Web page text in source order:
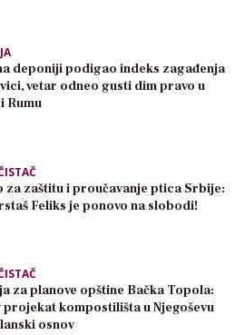
deponiji podigao indeks zagađenja
vetar odneo gusti dim pravo u
Rumu
za zaštitu i proučavanje ptica Srbije:
Feliks je ponovo na slobodi!
za planove opštine Bačka Topola:
kompostilišta u Njegoševu
osnov